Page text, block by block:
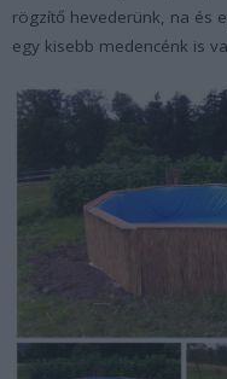
rögzítő hevederünk, na és
egy kisebb medencénk is